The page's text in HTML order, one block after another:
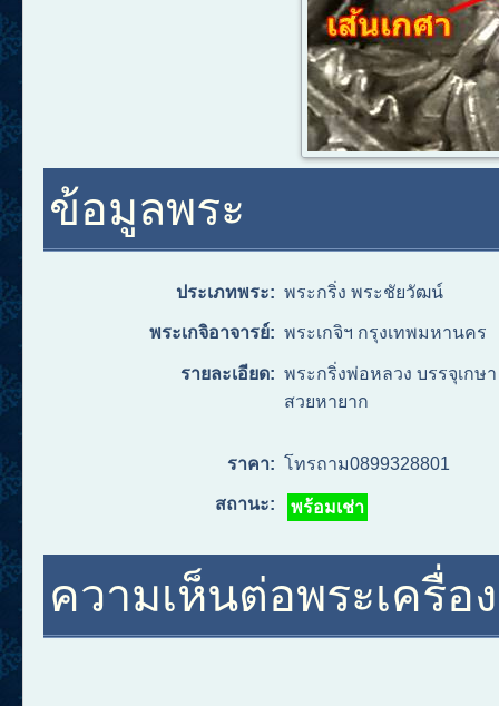
ข้อมูลพระ
ประเภทพระ: พระกริ่ง พระชัยวัฒน์
พระเกจิอาจารย์: พระเกจิฯ กรุงเทพมหานคร
รายละเอียด: พระกริ่งพ่อหลวง บรรจุเกษ
สวยหายาก
ราคา: โทรถาม0899328801
สถานะ: พร้อมเช่า
ความเห็นต่อพระเครื่อ